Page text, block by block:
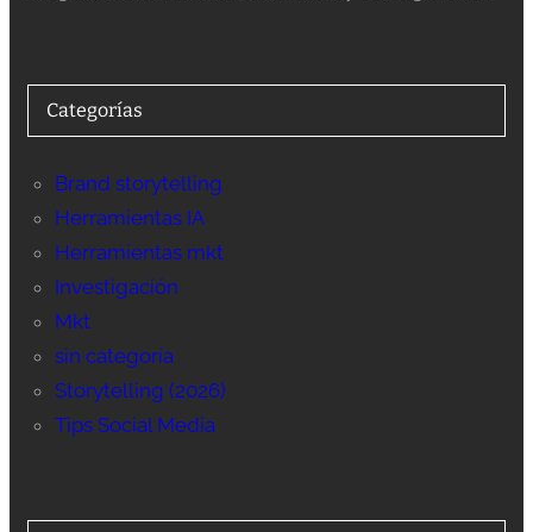
Categorías
Brand storytelling
Herramientas IA
Herramientas mkt
Investigación
Mkt
sin categoría
Storytelling (2026)
Tips Social Media